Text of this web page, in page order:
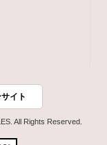
イト
All Rights Reserved.